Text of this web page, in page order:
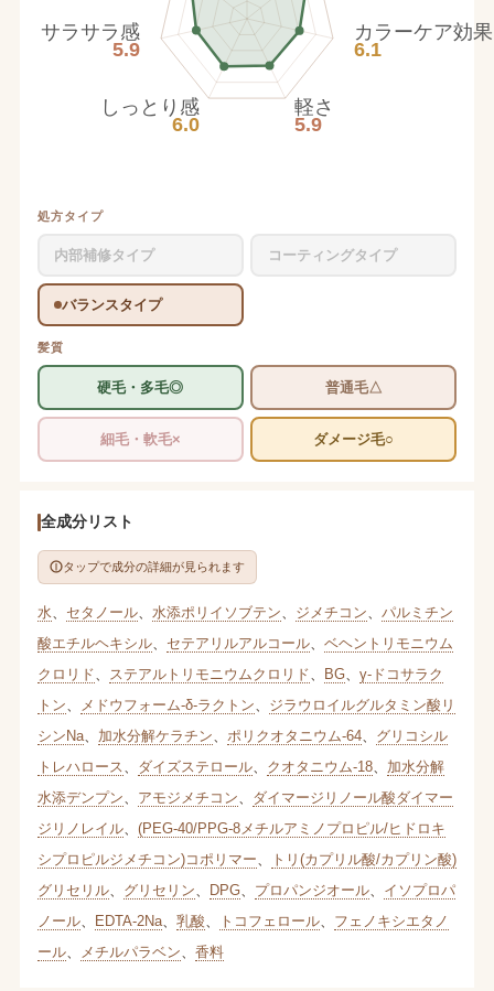
カラーケア効果
6.1
軽さ
5.9
しっとり感
6.0
サラサラ感
5.9
処方タイプ
内部補修タイプ コーティングタイプ
バランスタイプ
髪質
硬毛・多毛◎ 普通毛△
細毛・軟毛× ダメージ毛○
全成分リスト
タップで成分の詳細が見られます
水 セタノール、 水添ポリイソブテン ジメチコン
パルミチン
酸エチルヘキシル、 セテアリルアルコール、 ベヘントリモニウム
クロリド
ステアルトリモニウムクロリド BG、 γ-ドコサラク
トン
メドウフォーム-δ-ラクトン
ジラウロイルグルタミン酸リ
シンNa、 加水分解ケラチン ポリクオタニウム-64、 グリコシル
トレハロース
ダイズステロール、 クオタニウム-18、 加水分解
水添デンプン
アモジメチコン
ダイマージリノール酸ダイマー
ジリノレイル、 (PEG-40/PPG-8メチルアミノプロピル/ヒドロキ
シプロピルジメチコン)コポリマー
トリ(カプリル酸/カプリン酸)
グリセリル、 グリセリン DPG、 プロパンジオール、 イソプロパ
ノール、 EDTA-2Na、 乳酸 トコフェロール、 フェノキシエタノ
ール、 メチルパラベン 香料